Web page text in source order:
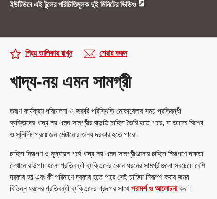
ইউটিউবে এই টুলের পরিচিতিমূলক দুই মিনিটের ভিডিও
খাদ্য-নয় এমন সামগ্রী
প্রিয় তালিকায় রাখুন শেয়ার করুন
ত্রাণ কার্যক্রম পরিচালনা ও জরুরি পরিস্থিতি মোকাবেলার সময় প্রতিবন্ধী
ব্যক্তিদের খাদ্য নয় এমন সামগ্রীর বাড়তি চাহিদা তৈরি হতে পারে, যা তাদের বিশেষ
ও সুনির্দিষ্ট প্রয়োজন মেটানোর জন্য দরকার হতে পারে।
চাহিদা নিরূপণ ও মূল্যায়ন পর্বে খাদ্য নয় এমন সামগ্রীগুলোর চাহিদা নিরূপণে দক্ষতা
দেখানোর উপায় হলো প্রতিবন্ধী ব্যক্তিদের কোন ধরনের সামগ্রীগুলো সবচেয়ে বেশি
দরকার হয় এবং কী পরিমাণে দরকার হতে পারে সেই চাহিদা নিরূপণ করার জন্য
বিভিন্ন ধরনের প্রতিবন্ধী ব্যক্তিদের গ্রুপের সাথে পরামর্শ ও আলোচনাকরা।